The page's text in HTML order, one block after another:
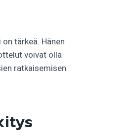
tärkeä. Hänen
voivat olla
ratkaisemisen